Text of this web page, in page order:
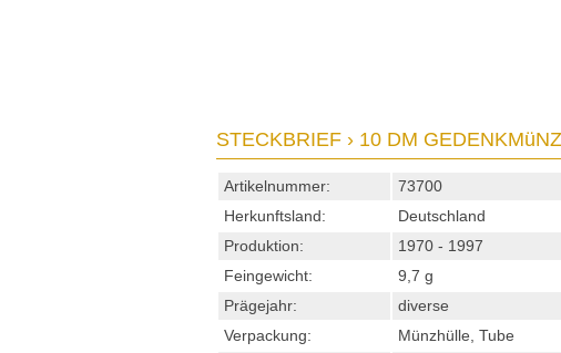
STECKBRIEF › 10 DM
Artikelnummer: 73700
Herkunftsland:
Deutschland
Produktion:
1970 - 1997
Feingewicht:
9,7 g
Prägejahr:
diverse
Verpackung:
Münzhülle, Tube